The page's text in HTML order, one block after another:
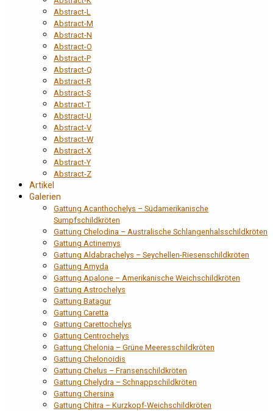
Abstract-L
Abstract-M
Abstract-N
Abstract-O
Abstract-P
Abstract-Q
Abstract-R
Abstract-S
Abstract-T
Abstract-U
Abstract-V
Abstract-W
Abstract-X
Abstract-Y
Abstract-Z
Artikel
Galerien
Gattung Acanthochelys – Südamerikanische
Sumpfschildkröten
Gattung Chelodina – Australische Schlangenhalsschildkröten
Gattung Actinemys
Gattung Aldabrachelys – Seychellen-Riesenschildkröten
Gattung Amyda
Gattung Apalone – Amerikanische Weichschildkröten
Gattung Astrochelys
Gattung Batagur
Gattung Caretta
Gattung Carettochelys
Gattung Centrochelys
Gattung Chelonia – Grüne Meeresschildkröten
Gattung Chelonoidis
Gattung Chelus – Fransenschildkröten
Gattung Chelydra – Schnappschildkröten
Gattung Chersina
Gattung Chitra – Kurzkopf-Weichschildkröten